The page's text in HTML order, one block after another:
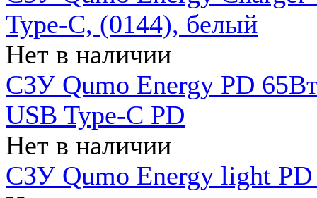
Type-C, (0144), белый
Нет в наличии
СЗУ Qumo Energy PD
USB Type-C PD
Нет в наличии
СЗУ Qumo Energy light